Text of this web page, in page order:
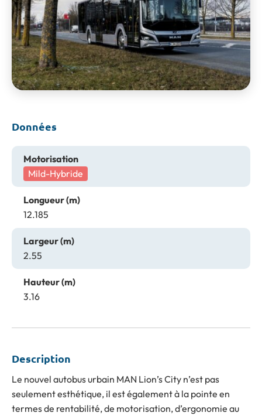
Données
Motorisation
Mild-Hybride
Longueur (m)
12.185
Largeur (m)
2.55
Hauteur (m)
3.16
Description
Le nouvel autobus urbain MAN Lion’s City n’est pas
seulement esthétique, il est également à la pointe en
termes de rentabilité, de motorisation, d’ergonomie au